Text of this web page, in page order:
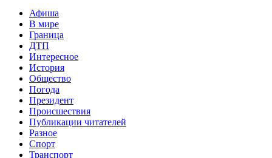
Афиша
В мире
Граница
ДТП
Интересное
История
Общество
Погода
Президент
Происшествия
Публикации читателей
Разное
Спорт
Транспорт